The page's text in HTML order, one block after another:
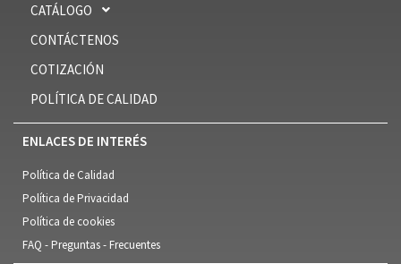
CATÁLOGO
CONTÁCTENOS
COTIZACIÓN
POLÍTICA DE CALIDAD
ENLACES DE INTERÉS
Política de Calidad
Política de Privacidad
Política de cookies
FAQ - Preguntas - Frecuentes